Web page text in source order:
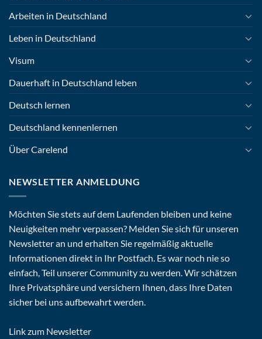
Arbeiten in Deutschland
Leben in Deutschland
Visum
Dauerhaft in Deutschland leben
Deutsch lernen
Deutschland kennenlernen
Über Carelend
NEWSLETTER ANMELDUNG
Möchten Sie stets auf dem Laufenden bleiben und keine
Neuigkeiten mehr verpassen? Melden Sie sich für unseren
Newsletter an und erhalten Sie regelmäßig aktuelle
Informationen direkt in Ihr Postfach. Es war noch nie so
einfach, Teil unserer Community zu werden. Wir schätzen
Ihre Privatsphäre und versichern Ihnen, dass Ihre Daten
sicher bei uns aufbewahrt werden.
Link zum Newsletter